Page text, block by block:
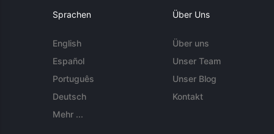
Sprachen
English
Español
Português
Deutsch
Mehr ...
Über Uns
Über uns
Unser Team
Unser Blog
Kontakt